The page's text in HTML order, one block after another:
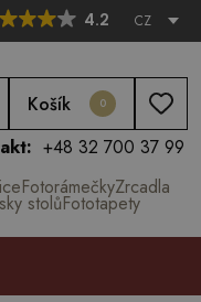
4.2 CZ
Košík 0
+48 32 700 37 99
FotorámečkyZrcadla
stolůFototapety